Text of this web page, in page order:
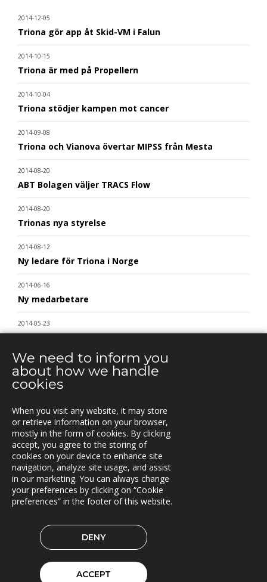
2014-12-05
Triona gör app åt Skid-VM i Falun
2014-10-15
Triona är med på Propellern
2014-10-04
Triona stödjer kampen mot cancer
2014-09-08
Triona och Vianova övertar MIPSS från Mesta
2014-08-20
ABT Bolagen väljer TRACS Flow
2014-08-20
Trionas nya styrelse
2014-08-12
Ny ledare för Triona i Norge
2014-06-16
Ny medarbetare
2014-05-23
Mantum väljer TRACS
2014-04-09
Inlandsfrakt AB väljer TRACS
KONTAKT
Box 762, S-781 27 Borlänge,
Sweden
© 2026 Triona AB Cookie preferences
We need to inform you
about how we handle
cookies
When you visit any website, it may store
or retrieve information on your browser,
mostly in the form of cookies. By clicking
accept, you agree to the storing of
cookies on your device to enhance site
navigation, analyze site usage, and assist
in our marketing. You can always change
your preferences by clicking on “Cookie
preferences” in the footer of this website.
DENY
ACCEPT